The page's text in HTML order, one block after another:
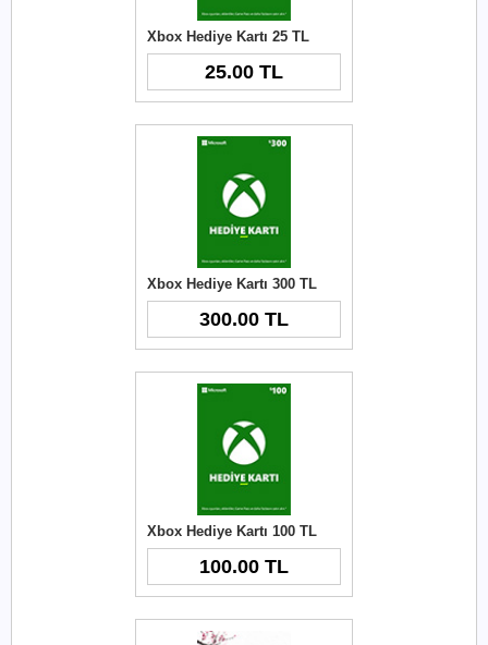
Xbox Hediye Kartı 25 TL
25.00 TL
Xbox Hediye Kartı 300 TL
300.00 TL
Xbox Hediye Kartı 100 TL
100.00 TL